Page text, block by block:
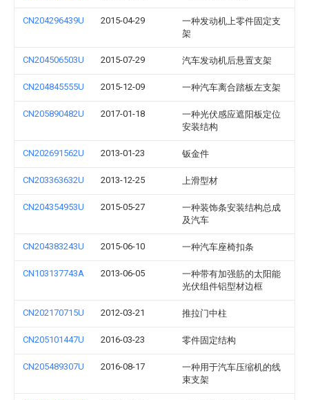
CN204296439U 2015-04-29
一种发动机上零件固定支
架
CN204506503U 2015-07-29 汽车发动机后悬置支架
CN204845555U 2015-12-09 一种汽车离合踏板左支架
CN205890482U 2017-01-18
一种光伏感应遮阳板定位
安装结构
CN202691562U 2013-01-23 钣金件
CN203363632U 2013-12-25 上滑型材
CN204354953U 2015-05-27
一种装饰条安装结构总成
及汽车
CN204383243U 2015-06-10 一种汽车座椅扣条
CN103137743A 2013-06-05
一种带有加强筋的太阳能
光伏组件铝型材边框
CN202170715U 2012-03-21 推拉门中柱
CN205101447U 2016-03-23 零件固定结构
CN205489307U 2016-08-17
一种用于汽车压缩机的线
束支架